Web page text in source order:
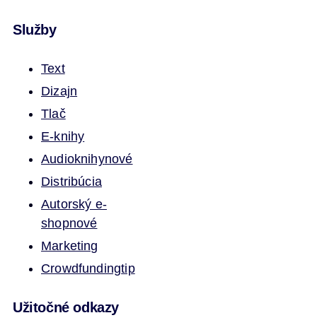
Služby
Text
Dizajn
Tlač
E-knihy
Audioknihynové
Distribúcia
Autorský e-
shopnové
Marketing
Crowdfundingtip
Užitočné odkazy